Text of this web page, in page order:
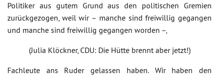
Politiker aus gutem Grund aus den politischen Gremien
zurückgezogen, weil wir – manche sind freiwillig gegangen
und manche sind freiwillig gegangen worden –,
(Julia Klöckner, CDU: Die Hütte brennt aber jetzt!)
Fachleute ans Ruder gelassen haben. Wir haben den